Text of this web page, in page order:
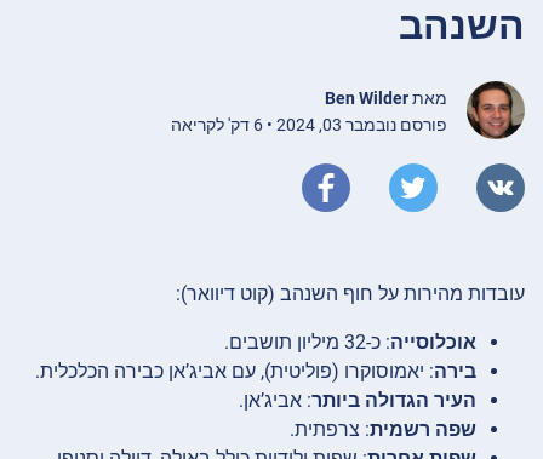
השנהב
מאתBen Wilder
פורסם נובמבר 03, 2024 • 6 דק' לקריאה
עובדות מהירות על חוף השנהב (קוט דיוואר):
אוכלוסייה: כ-32 מיליון תושבים.
בירה: יאמוסוקרו (פוליטית), עם אביג’אן כבירה הכלכלית.
העיר הגדולה ביותר: אביג’אן.
שפה רשמית: צרפתית.